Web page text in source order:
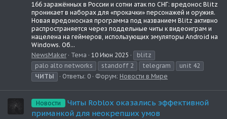
166 заражённых в России и сотни атак по СНГ: вредонос Blitz
проникает в наборах для «прокачки» персонажей и оружия.
Новая вредоносная программа под названием Blitz активно
распространяется через поддельные читы к видеоиграм и
нацелена на геймеров, использующих эмуляторы Android на
Windows. Об...
NewsMaker
Тема 10 Июн 2025
blitz
palo alto networks
standoff 2 telegram
unit 42
ЧИТЫ
Ответы: 0 Форум: Новости в Мире
Новости
Читы Roblox оказались эффективной
приманкой для неокрепших умов